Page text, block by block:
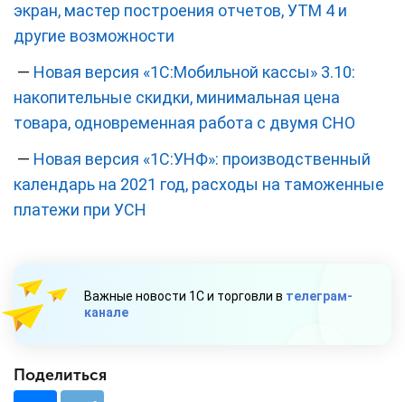
экран, мастер построения отчетов, УТМ 4 и
другие возможности
— Новая версия «1С:Мобильной кассы» 3.10:
накопительные скидки, минимальная цена
товара, одновременная работа с двумя СНО
— Новая версия «1С:УНФ»: производственный
календарь на 2021 год, расходы на таможенные
платежи при УСН
Важные новости 1С и торговли в телеграм-
канале
Поделиться